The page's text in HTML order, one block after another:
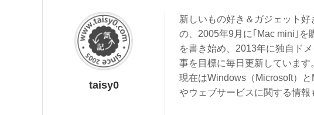
taisy0
新しいもの好き＆ガジェット
の、2005年9月に｢Mac mini｣
を書き始め、2013年に独自ド
事を目標に毎日更新しています
現在はWindows（Microsoft）
やウェブサービスに関する情報